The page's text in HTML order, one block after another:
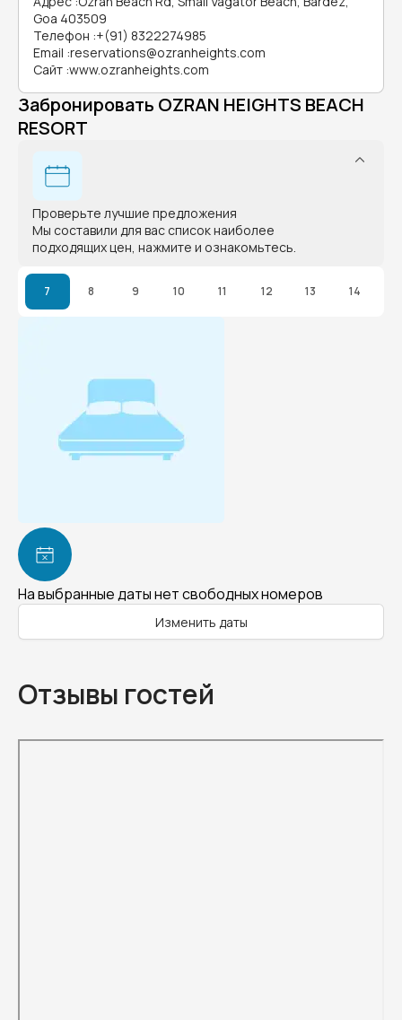
Goa 403509
Телефон :+(91) 8322274985
Email :reservations@ozranheights.com
Сайт :www.ozranheights.com
Забронировать OZRAN HEIGHTS BEACH
RESORT
Проверьте лучшие предложения
Мы составили для вас список наиболее
подходящих цен, нажмите и ознакомьтесь.
7 8 9 10 11 12 13 14
На выбранные даты нет свободных номеров
Изменить даты
Отзывы гостей